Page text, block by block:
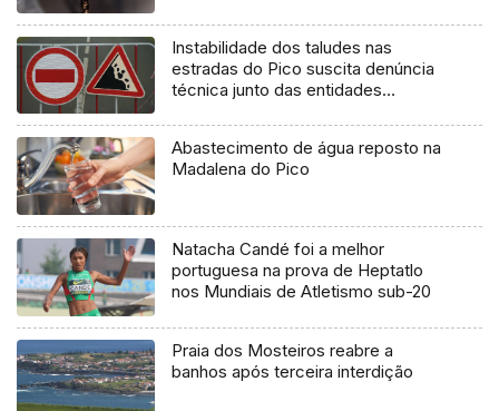
Instabilidade dos taludes nas
estradas do Pico suscita denúncia
técnica junto das entidades
Abastecimento de água reposto na
Madalena do Pico
Natacha Candé foi a melhor
portuguesa na prova de Heptatlo
nos Mundiais de Atletismo sub-20
Praia dos Mosteiros reabre a
banhos após terceira interdição